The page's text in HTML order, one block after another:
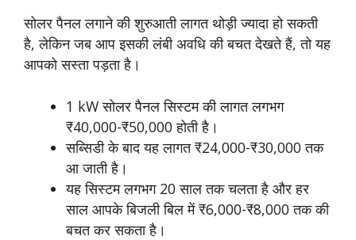
सोलर पैनल लगाने की शुरुआती लागत थोड़ी ज्यादा हो सकती
है, लेकिन जब आप इसकी लंबी अवधि की बचत देखते हैं, तो यह
आपको सस्ता पड़ता है।
1 kW सोलर पैनल सिस्टम की लागत लगभग
₹40,000-₹50,000 होती है।
सब्सिडी के बाद यह लागत ₹24,000-₹30,000 तक
आ जाती है।
यह सिस्टम लगभग 20 साल तक चलता है और हर
साल आपके बिजली बिल में ₹6,000-₹8,000 तक की
बचत कर सकता है।